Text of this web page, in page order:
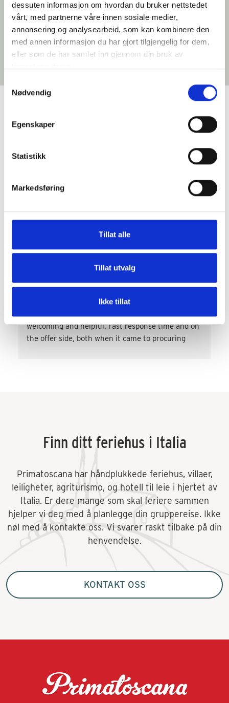
dessuten informasjon om hvordan du bruker nettstedet
vårt, med partnerne våre innen sosiale medier,
annonsering og analysearbeid, som kan kombinere den
med annen informasjon du har gjort tilgjengelig for dem,
eller som de har samlet inn gjennom din bruk av
Nødvendig
Egenskaper
Statistikk
Markedsføring
Tillat alle
Tillat utvalg
Ikke tillat
Sengeplasser: 8+2
Priseks fra/til: € 2.100-4.000
Basert på 35 anmeldelser
powered byGoogle
vurder oss på
Gunvor J. Garvik
Both those who work in PrimaToscana and those
welcoming and helpful. Fast response time and on
the offer side, both when it came to procuring
Finn ditt feriehus i Italia
Primatoscana har håndplukkede feriehus, villaer,
leiligheter, agriturismo, og hotell til leie i hjertet av
Italia. Er dere mange som skal feriere sammen
hjelper vi deg med å planlegge din gruppereise. Ikke
nøl med å kontakte oss. Vi svarer raskt tilbake på din
henvendelse.
KONTAKT OSS